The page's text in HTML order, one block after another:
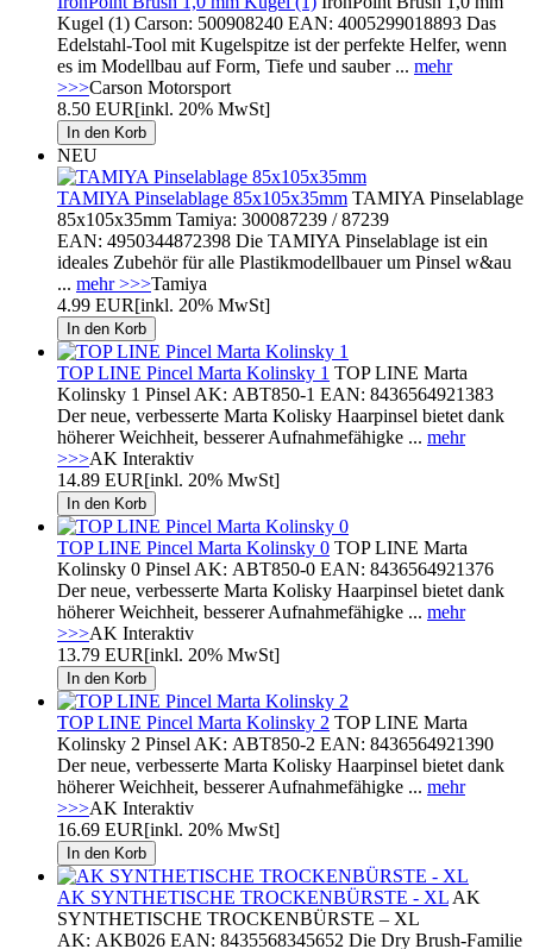
Kugel (1) Carson: 500908240 EAN: 4005299018893 Das
Edelstahl-Tool mit Kugelspitze ist der perfekte Helfer, wenn
es im Modellbau auf Form, Tiefe und sauber ... mehr
>>>Carson Motorsport
8.50 EUR[inkl. 20% MwSt]
NEU
TAMIYA Pinselablage 85x105x35mm TAMIYA Pinselablage
85x105x35mm Tamiya: 300087239 / 87239
EAN: 4950344872398 Die TAMIYA Pinselablage ist ein
ideales Zubehör für alle Plastikmodellbauer um Pinsel w&au
... mehr >>>Tamiya
4.99 EUR[inkl. 20% MwSt]
TOP LINE Pincel Marta Kolinsky 1 TOP LINE Marta
Kolinsky 1 Pinsel AK: ABT850-1 EAN: 8436564921383
Der neue, verbesserte Marta Kolisky Haarpinsel bietet dank
höherer Weichheit, besserer Aufnahmefähigke ... mehr
>>>AK Interaktiv
14.89 EUR[inkl. 20% MwSt]
TOP LINE Pincel Marta Kolinsky 0 TOP LINE Marta
Kolinsky 0 Pinsel AK: ABT850-0 EAN: 8436564921376
Der neue, verbesserte Marta Kolisky Haarpinsel bietet dank
höherer Weichheit, besserer Aufnahmefähigke ... mehr
>>>AK Interaktiv
13.79 EUR[inkl. 20% MwSt]
TOP LINE Pincel Marta Kolinsky 2 TOP LINE Marta
Kolinsky 2 Pinsel AK: ABT850-2 EAN: 8436564921390
Der neue, verbesserte Marta Kolisky Haarpinsel bietet dank
höherer Weichheit, besserer Aufnahmefähigke ... mehr
>>>AK Interaktiv
16.69 EUR[inkl. 20% MwSt]
AK SYNTHETISCHE TROCKENBÜRSTE - XL AK
SYNTHETISCHE TROCKENBÜRSTE – XL
AK: AKB026 EAN: 8435568345652 Die Dry Brush-Familie